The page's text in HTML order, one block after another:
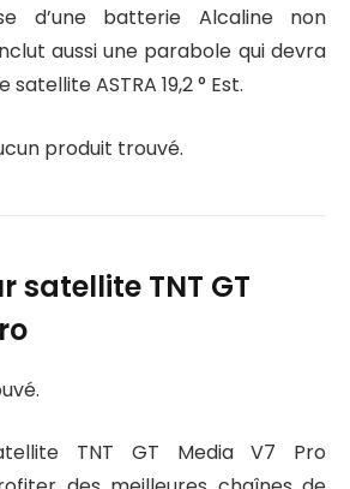
d’une batterie Alcaline non
aussi une parabole qui devra
ASTRA 19,2 ° Est.
produit trouvé.
satellite TNT GT
TNT GT Media V7 Pro